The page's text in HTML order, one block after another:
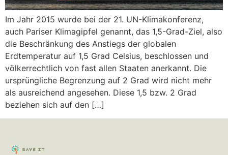
Im Jahr 2015 wurde bei der 21. UN-Klimakonferenz,
auch Pariser Klimagipfel genannt, das 1,5-Grad-Ziel, also
die Beschränkung des Anstiegs der globalen
Erdtemperatur auf 1,5 Grad Celsius, beschlossen und
völkerrechtlich von fast allen Staaten anerkannt. Die
ursprüngliche Begrenzung auf 2 Grad wird nicht mehr
als ausreichend angesehen. Diese 1,5 bzw. 2 Grad
beziehen sich auf den […]